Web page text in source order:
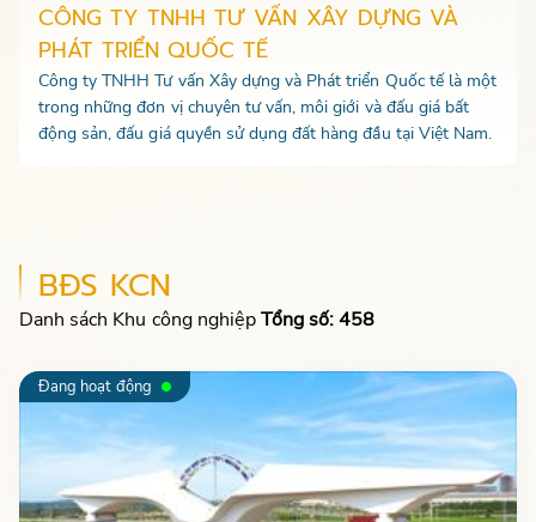
CÔNG TY TNHH TƯ VẤN XÂY DỰNG VÀ
PHÁT TRIỂN QUỐC TẾ
Công ty TNHH Tư vấn Xây dựng và Phát triển Quốc tế là một
trong những đơn vị chuyên tư vấn, môi giới và đấu giá bất
động sản, đấu giá quyền sử dụng đất hàng đầu tại Việt Nam.
BĐS KCN
Danh sách Khu công nghiệpTổng số: 458
Đang hoạt động